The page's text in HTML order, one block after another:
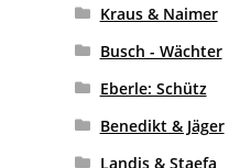
Kraus & Naimer
Busch - Wächter
Eberle: Schütz
Benedikt & Jäger
Landis & Staefa